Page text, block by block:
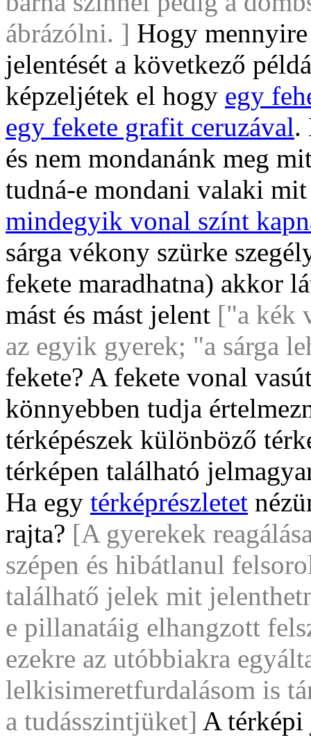
ábrázólni. ] Hogy
jelentését a következő
képzeljétek el hogy egy
egy fekete grafit ceruzával.
és nem mondanánk meg
tudná-e mondani valaki
mindegyik vonal színt
sárga vékony szürke
fekete maradhatna) akkor
mást és mást jelent ["a kék
az egyik gyerek; "a sárga
fekete? A fekete vonal
könnyebben tudja
térképészek különböző
térképen található
Ha egy térképrészletet
rajta? [A gyerekek
szépen és hibátlanul
találhatő jelek mit
e pillanatáig elhangzott
ezekre az utóbbiakra
lelkisimeretfurdalásom is
a tudásszintjüket] A térképi